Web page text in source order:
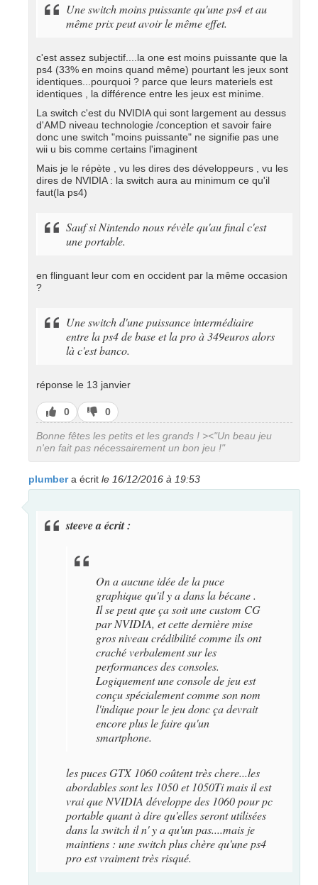
Une switch moins puissante qu'une ps4 et au
même prix peut avoir le même effet.
c'est assez subjectif....la one est moins puissante que la
ps4 (33% en moins quand même) pourtant les jeux sont
identiques...pourquoi ? parce que leurs materiels est
identiques , la différence entre les jeux est minime.
La switch c'est du NVIDIA qui sont largement au dessus
d'AMD niveau technologie /conception et savoir faire
donc une switch "moins puissante" ne signifie pas une
wii u bis comme certains l'imaginent
Mais je le répète , vu les dires des développeurs , vu les
dires de NVIDIA : la switch aura au minimum ce qu'il
faut(la ps4)
Sauf si Nintendo nous révèle qu'au final c'est
une portable.
en flinguant leur com en occident par la même occasion
?
Une switch d'une puissance intermédiaire
entre la ps4 de base et la pro à 349euros alors
là c'est banco.
réponse le 13 janvier
J’aime
0
J’aime
pas
0
Bonne fêtes les petits et les grands ! ><"Un beau jeu
n'en fait pas nécessairement un bon jeu !"
plumbera écrit le 16/12/2016 à 19:53
steeve a écrit :
On a aucune idée de la puce
graphique qu'il y a dans la bécane .
Il se peut que ça soit une custom CG
par NVIDIA, et cette dernière mise
gros niveau crédibilité comme ils ont
craché verbalement sur les
performances des consoles.
Logiquement une console de jeu est
conçu spécialement comme son nom
l'indique pour le jeu donc ça devrait
encore plus le faire qu'un
smartphone.
les puces GTX 1060 coûtent très chere...les
abordables sont les 1050 et 1050Ti mais il est
vrai que NVIDIA développe des 1060 pour pc
portable quant à dire qu'elles seront utilisées
dans la switch il n' y a qu'un pas....mais je
maintiens : une switch plus chère qu'une ps4
pro est vraiment très risqué.